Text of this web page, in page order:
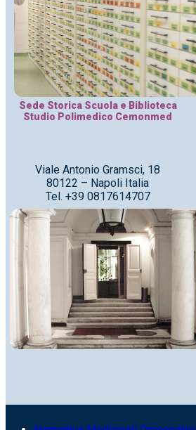
Sede Storica Scuola e Biblioteca
Studio Polimedico Cemonmed
Viale Antonio Gramsci, 18
80122 – Napoli Italia
Tel. +39 0817614707